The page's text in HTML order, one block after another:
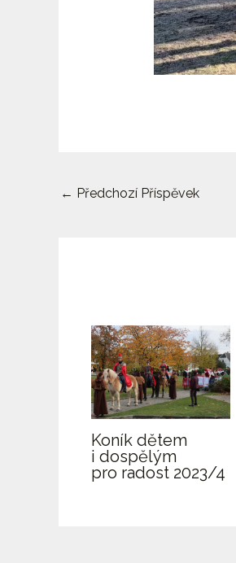
← Předchozí Příspěvek
Koník dětem
i dospělým
pro radost 2023/4